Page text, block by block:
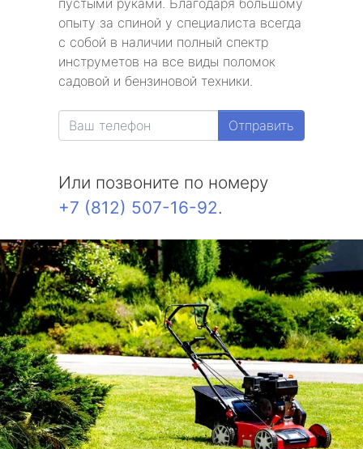
пустыми руками. Благодаря большому
опыту за спиной у специалиста всегда
с собой в наличии полный спектр
инструметов на все виды поломок
садовой и бензиновой техники.
Отправить
Или позвоните по номеру
+7 (812) 507-16-92.